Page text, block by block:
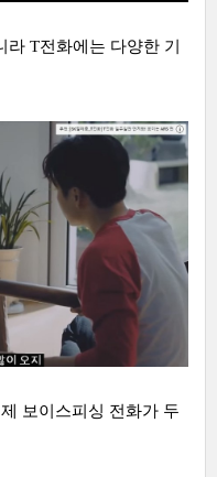
라 T전화에는 다양한 기
보이스피싱 전화가 두